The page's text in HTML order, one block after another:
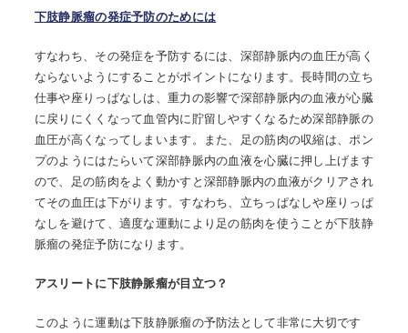
下肢静脈瘤の発症予防のためには
すなわち、その発症を予防するには、深部静脈内の血圧が高く
ならないようにすることがポイントになります。長時間の立ち
仕事や座りっぱなしは、重力の影響で深部静脈内の血液が心臓
に戻りにくくなって血管内に貯留しやすくなるため深部静脈の
血圧が高くなってしまいます。また、足の筋肉の収縮は、ポン
プのようにはたらいて深部静脈内の血液を心臓に押し上げます
ので、足の筋肉をよく動かすと深部静脈内の血液がクリアされ
てその血圧は下がります。すなわち、立ちっぱなしや座りっぱ
なしを避けて、適度な運動により足の筋肉を使うことが下肢静
脈瘤の発症予防になります。
アスリートに下肢静脈瘤が目立つ？
このように運動は下肢静脈瘤の予防法として非常に大切です